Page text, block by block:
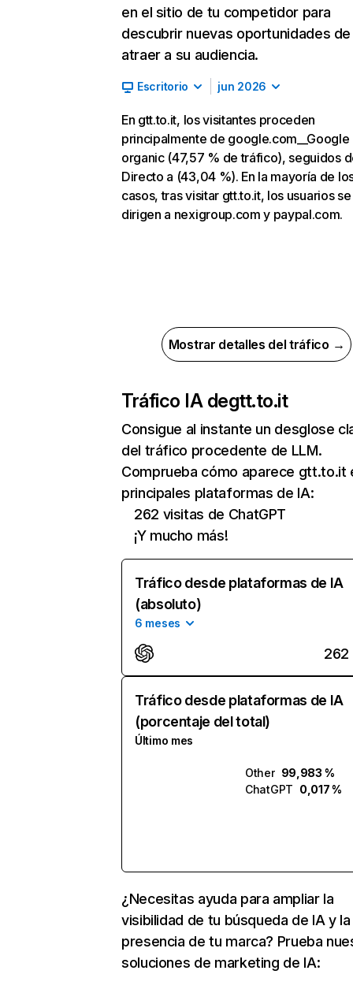
en el sitio de tu competidor para
descubrir nuevas oportunidades de
atraer a su audiencia.
Escritorio jun 2026
En gtt.to.it, los visitantes proceden
principalmente de google.com__Google
organic (47,57 % de tráfico), seguidos
Directo a (43,04 %). En la mayoría de
casos, tras visitar gtt.to.it, los usuarios se
dirigen a nexigroup.com y paypal.com.
Mostrar detalles del tráfico →
Tráfico IA degtt.to.it
Consigue al instante un desglose
del tráfico procedente de LLM.
Comprueba cómo aparece gtt.to.it
principales plataformas de IA:
262 visitas de ChatGPT
¡Y mucho más!
Tráfico desde plataformas de IA
(absoluto)
6 meses
262
Tráfico desde plataformas de IA
(porcentaje del total)
Último mes
Other 99,983 %
ChatGPT 0,017 %
¿Necesitas ayuda para ampliar la
visibilidad de tu búsqueda de IA y la
presencia de tu marca? Prueba
soluciones de marketing de IA: